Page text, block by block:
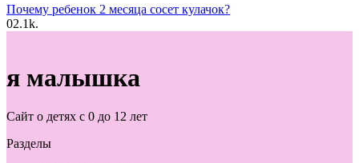
Почему ребенок 2 месяца сосет кулачок?
02.1k.
я малышка
Сайт о детях с 0 до 12 лет
Разделы